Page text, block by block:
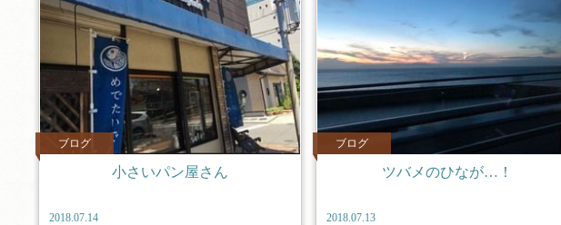
ブログ
小さいパン屋さん
2018.07.14
ブログ
ツバメのひなが…！
2018.07.13